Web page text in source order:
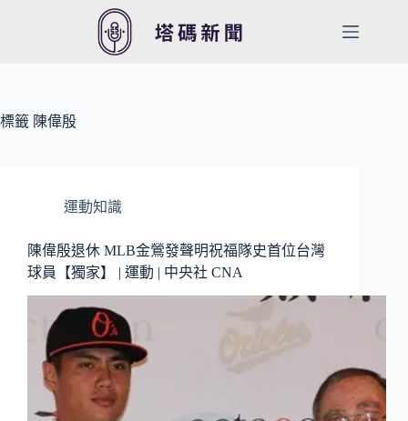
容
標籤 陳偉殷
運動知識
陳偉殷退休 MLB金鶯發聲明祝福隊史首位台灣
球員【獨家】 | 運動 | 中央社 CNA